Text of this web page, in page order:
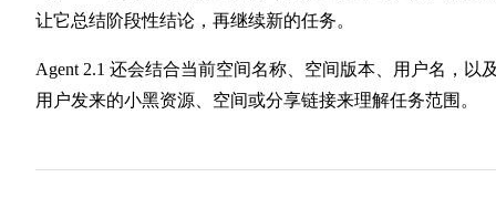
让它总结阶段性结论，再继续新的任务。
Agent 2.1 还会结合当前空间名称、空间版本、用户名，以
用户发来的小黑资源、空间或分享链接来理解任务范围。